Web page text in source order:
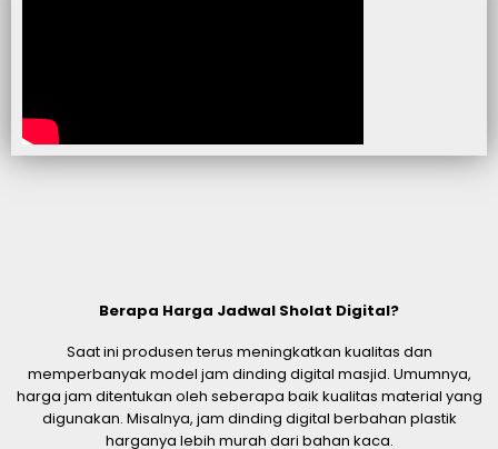
Berapa Harga Jadwal Sholat Digital?
Saat ini produsen terus meningkatkan kualitas dan
memperbanyak model jam dinding digital masjid. Umumnya,
harga jam ditentukan oleh seberapa baik kualitas material yang
digunakan. Misalnya, jam dinding digital berbahan plastik
harganya lebih murah dari bahan kaca.